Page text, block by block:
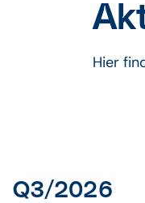
Hier
Q3/2026